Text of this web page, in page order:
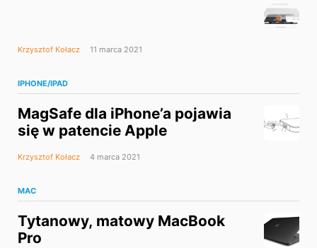
Krzysztof Kołacz 11 marca 2021
IPHONE/IPAD
MagSafe dla iPhone’a pojawia
się w patencie Apple
Krzysztof Kołacz 4 marca 2021
MAC
Tytanowy, matowy MacBook
Pro